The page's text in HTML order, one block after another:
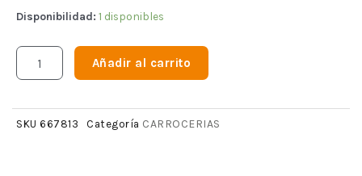
Disponibilidad: 1 disponibles
Añadir al carrito
SKU 667813 Categoría CARROCERIAS